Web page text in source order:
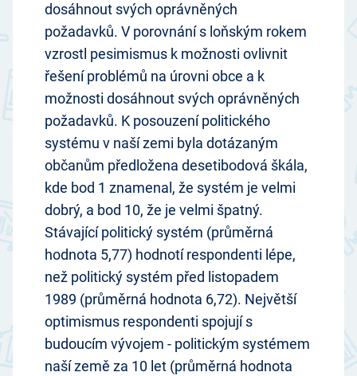
dosáhnout svých oprávněných
požadavků. V porovnání s loňským rokem
vzrostl pesimismus k možnosti ovlivnit
řešení problémů na úrovni obce a k
možnosti dosáhnout svých oprávněných
požadavků. K posouzení politického
systému v naší zemi byla dotázaným
občanům předložena desetibodová škála,
kde bod 1 znamenal, že systém je velmi
dobrý, a bod 10, že je velmi špatný.
Stávající politický systém (průměrná
hodnota 5,77) hodnotí respondenti lépe,
než politický systém před listopadem
1989 (průměrná hodnota 6,72). Největší
optimismus respondenti spojují s
budoucím vývojem - politickým systémem
naší země za 10 let (průměrná hodnota